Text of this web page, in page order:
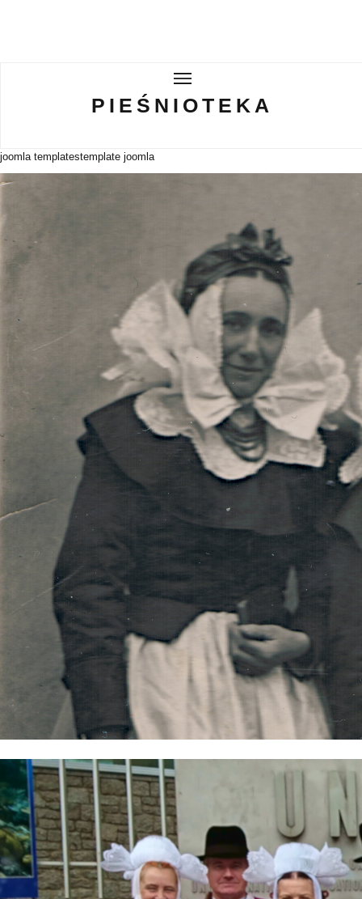
PIEŚNIOTEKA
AKTUALNOŚCI
Tabor Wielkopolski
GALERIE
WIRTUALNA BISKUPIZNA
PIEŚNIOTEKA
joomla templatestemplate joomla